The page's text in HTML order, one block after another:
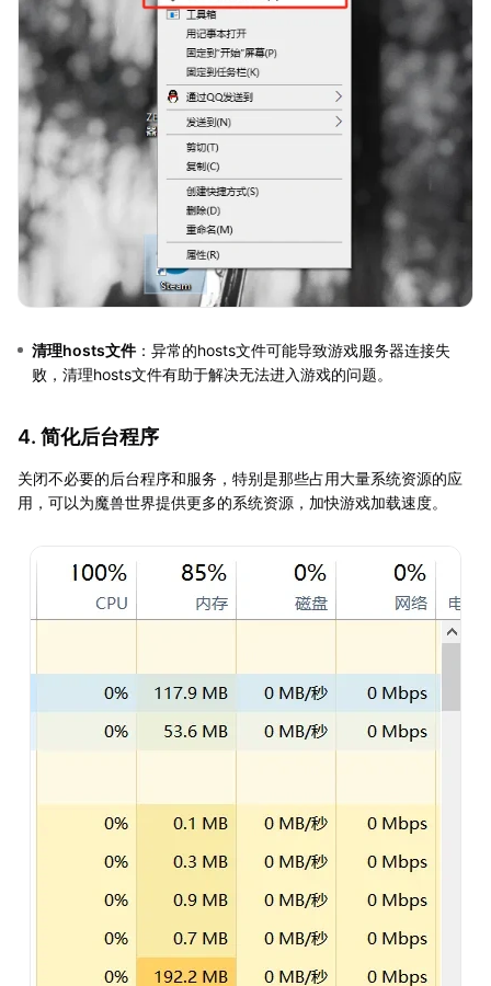
清理hosts文件：异常的hosts文件可能导致游戏服务器连接失
败，清理hosts文件有助于解决无法进入游戏的问题。
4. 简化后台程序
关闭不必要的后台程序和服务，特别是那些占用大量系统资源的应
用，可以为魔兽世界提供更多的系统资源，加快游戏加载速度。